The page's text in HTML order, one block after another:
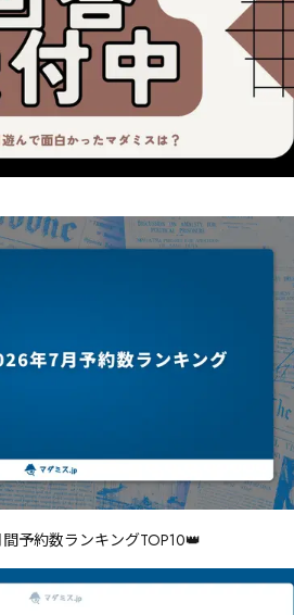
飪嗿滁ㇳ倐偼ㇵ頨蛆ㇵ呠㇛ㇷㇷ㆐㉻㉈㊎㉹ㇼ㉮㉅㉟㊃㈫
ㇳ
㈄㉎㈲㈬嬹懮Û傃㈸嶑貓筎洰㈷㈔㈗㉀㉂淫㉀㈭㈰㈦㉁㉜拺
㈼㉻啇咏鞗冸㉢㉧㉣㊄㉦㉋㉁㉕㈀僮㉬ĕ傽㉐颥蝃㉲轸㉬㉩
哇舲㋀涒竪㊜讽㊗㊅㊾㋂㊖㋁　㊗㋇㊫瓬僸㊭旨癇㊰摓槠㊭
㋲㊱㊸㋗㊲㋆
㌄㌔縅㍂㌈㋽㌄㌽㍁㍁攂湭㌅寔㌊㌢蔬㌉㌢㌟㌩拟㌉
禽㋛嘥湅㌷㍂㍊㌸㍫㍪㍭㍎㌱㍯曈攳㍀㍐嘿喇颏劰㍚㍚㍽
㎒㌒㍻㍙㍘㍛換孈㍤抒㎅緦㎀㍨蔈割㍬　㐌㏜㏓㎓㍨㎲揭
㍱㐓㑜㑃㐘㏣簰㏂㐁㏐㏏㐍㏾㏠㏤占碨㏘㏨㐅㐍㏍㏥
予約数ランキングTOP10👑